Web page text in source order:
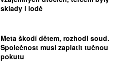
sklady i lodě
Meta škodí dětem, rozhodl soud.
Společnost musí zaplatit tučnou
pokutu